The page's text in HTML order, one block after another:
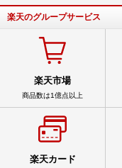
楽天のグループサービス
楽天市場
商品数は1億点以上
楽天カード